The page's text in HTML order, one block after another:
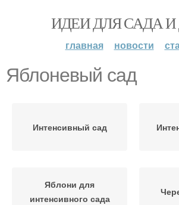
ИДЕИ ДЛЯ САДА И
главная новости
Яблоневый сад
Интенсивный сад
Яблони для
интенсивного сада